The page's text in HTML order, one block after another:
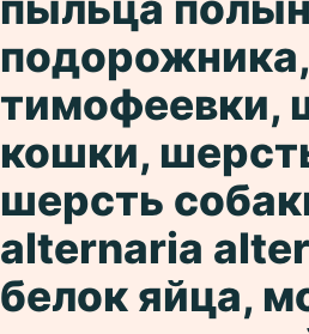
тимофеевки,
кошки,
шерсть
alternaria
белок яйца,